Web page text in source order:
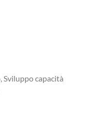
Sviluppo capacità